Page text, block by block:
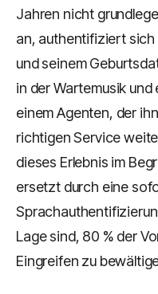
Jahren nicht
an, authentifiziert sich
und seinem
in der Wartemusik
einem Agenten, der
richtigen Service
dieses Erlebnis im
ersetzt durch eine
Lage sind, 80 % der
Eingreifen zu